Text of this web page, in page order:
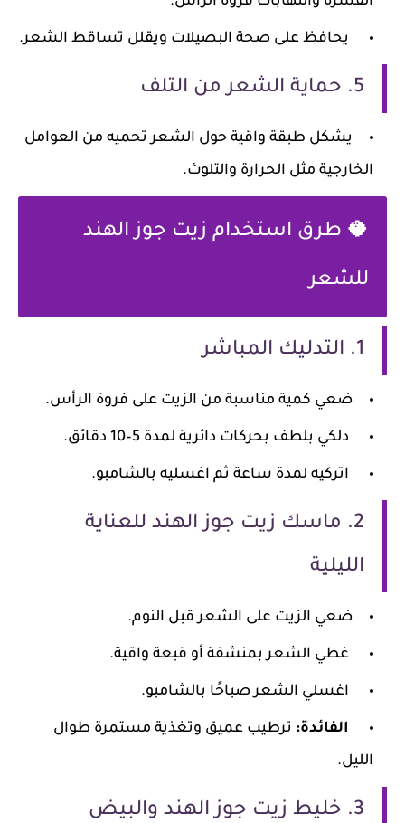
يحافظ على صحة البصيلات ويقلل تساقط الشعر.
5. حماية الشعر من التلف
يشكل طبقة واقية حول الشعر تحميه من العوامل
الخارجية مثل الحرارة والتلوث.
🥥 طرق استخدام زيت جوز الهند
للشعر
1. التدليك المباشر
ضعي كمية مناسبة من الزيت على فروة الرأس.
دلكي بلطف بحركات دائرية لمدة 5–10 دقائق.
اتركيه لمدة ساعة ثم اغسليه بالشامبو.
2. ماسك زيت جوز الهند للعناية
الليلية
ضعي الزيت على الشعر قبل النوم.
غطي الشعر بمنشفة أو قبعة واقية.
اغسلي الشعر صباحًا بالشامبو.
الفائدة: ترطيب عميق وتغذية مستمرة طوال
الليل.
3. خليط زيت جوز الهند والبيض